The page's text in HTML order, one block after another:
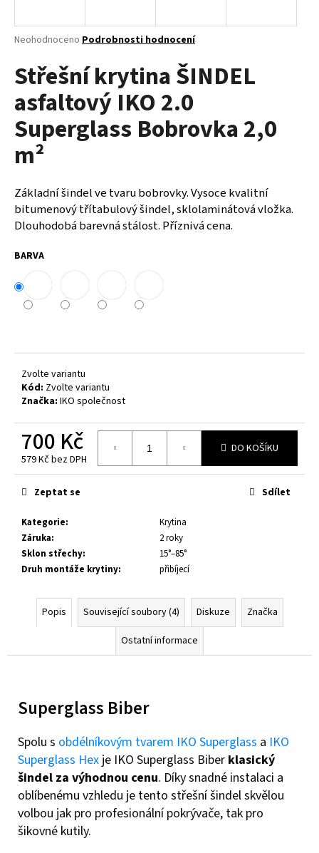
Průměrné
produktu
je
z
5
hvězdiček.
Neohodnoceno Podrobnosti hodnocení
Střešní krytina ŠINDEL
asfaltový IKO 2.0
Superglass Bobrovka 2,0
m²
Základní šindel ve tvaru bobrovky. Vysoce kvalitní
bitumenový třítabulový šindel, sklolaminátová vložka.
Dlouhodobá barevná stálost. Příznivá cena.
BARVA
Zvolte variantu
Kód: Zvolte variantu
Značka: IKO společnost
700 Kč
579 Kč bez DPH
Měrná
cena:
DO KOŠÍKU
Kategorie:
Krytina
Záruka:
2 roky
Sklon střechy:
15°–85°
Druh montáže krytiny: přibíjecí
Zeptat se Sdílet
Popis Související soubory (4) Diskuze
Značka
Ostatní informace
Superglass Biber
Spolu s obdélníkovým tvarem IKO Superglass a IKO
Superglass Hex je IKO Superglass Biber klasický
šindel za výhodnou cenu. Díky snadné instalaci a
oblíbenému vzhledu je tento střešní šindel skvělou
volbou jak pro profesionální pokrývače, tak pro
šikovné kutily.
j
t
?
D
p
r
j
m
DĚTSKÉ
HŘIŠTĚ
JESPER
-
MOST
200
Kč